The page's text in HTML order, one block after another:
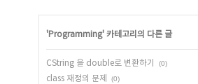
'Programming' 카테고리의 다른 글
CString 을 double로 변환하기 (0)
class 재정의 문제 (0)